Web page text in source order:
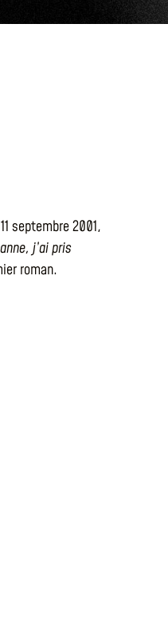
septembre 2001,
j’ai pris
roman.